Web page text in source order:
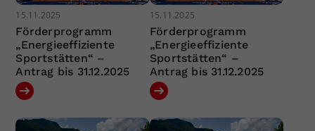
15.11.2025
Förderprogramm
„Energieeffiziente
Sportstätten“ –
Antrag bis 31.12.2025
15.11.2025
Förderprogramm
„Energieeffiziente
Sportstätten“ –
Antrag bis 31.12.2025